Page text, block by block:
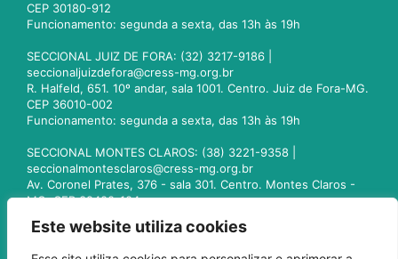
Este website utiliza cookies
CEP 30180-912
Funcionamento: segunda a sexta, das 13h às 19h
SECCIONAL JUIZ DE FORA: (32) 3217-9186 |
seccionaljuizdefora@cress-mg.org.br
R. Halfeld, 651. 10º andar, sala 1001. Centro. Juiz de Fora-MG.
CEP 36010-002
Funcionamento: segunda a sexta, das 13h às 19h
SECCIONAL MONTES CLAROS: (38) 3221-9358 |
seccionalmontesclaros@cress-mg.org.br
Av. Coronel Prates, 376 - sala 301. Centro. Montes Claros -
MG. CEP 39400-104